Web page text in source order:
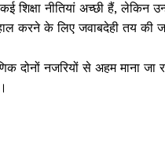
नीतियां अच्छी हैं, लेकिन
करने के लिए जवाबदेही तय की
दोनों नजरियों से अहम माना